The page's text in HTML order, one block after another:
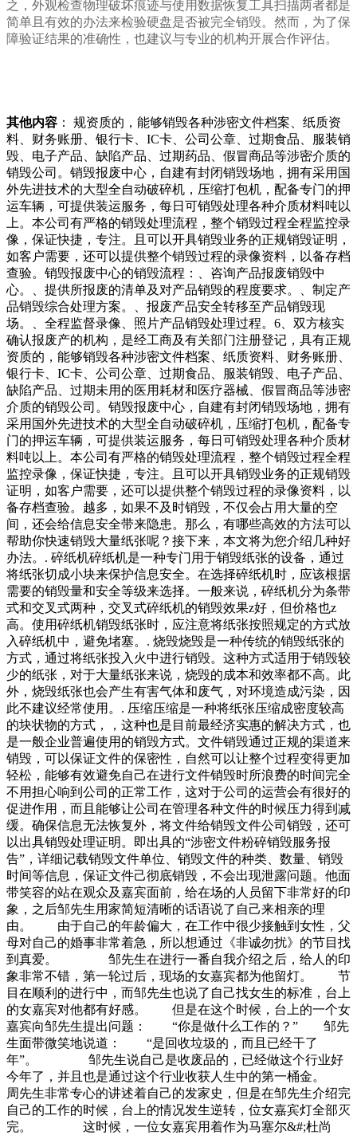
之，外观检查物理破坏痕迹与使用数据恢复工具扫描两者都是
简单且有效的办法来检验硬盘是否被完全销毁。然而，为了保
障验证结果的准确性，也建议与专业的机构开展合作评估。
其他内容 ： 规资质的，能够销毁各种涉密文件档案、纸质资
料、财务账册、银行卡、IC卡、公司公章、过期食品、服装销
毁、电子产品、缺陷产品、过期药品、假冒商品等涉密介质的
销毁公司。销毁报废中心，自建有封闭销毁场地，拥有采用国
外先进技术的大型全自动破碎机，压缩打包机，配备专门的押
运车辆，可提供装运服务，每日可销毁处理各种介质材料吨以
上。本公司有严格的销毁处理流程，整个销毁过程全程监控录
像，保证快捷，专注。且可以开具销毁业务的正规销毁证明，
如客户需要，还可以提供整个销毁过程的录像资料，以备存档
查验。销毁报废中心的销毁流程：、咨询产品报废销毁中
心。、提供所报废的清单及对产品销毁的程度要求。、制定产
品销毁综合处理方案。、报废产品安全转移至产品销毁现
场。、全程监督录像、照片产品销毁处理过程。6、双方核实
确认报废产的机构，是经工商及有关部门注册登记，具有正规
资质的，能够销毁各种涉密文件档案、纸质资料、财务账册、
银行卡、IC卡、公司公章、过期食品、服装销毁、电子产品、
缺陷产品、过期未用的医用耗材和医疗器械、假冒商品等涉密
介质的销毁公司。销毁报废中心，自建有封闭销毁场地，拥有
采用国外先进技术的大型全自动破碎机，压缩打包机，配备专
门的押运车辆，可提供装运服务，每日可销毁处理各种介质材
料吨以上。本公司有严格的销毁处理流程，整个销毁过程全程
监控录像，保证快捷，专注。且可以开具销毁业务的正规销毁
证明，如客户需要，还可以提供整个销毁过程的录像资料，以
备存档查验。越多，如果不及时销毁，不仅会占用大量的空
间，还会给信息安全带来隐患。那么，有哪些高效的方法可以
帮助你快速销毁大量纸张呢？接下来，本文将为您介绍几种好
办法。. 碎纸机碎纸机是一种专门用于销毁纸张的设备，通过
将纸张切成小块来保护信息安全。在选择碎纸机时，应该根据
需要的销毁量和安全等级来选择。一般来说，碎纸机分为条带
式和交叉式两种，交叉式碎纸机的销毁效果z好，但价格也z
高。使用碎纸机销毁纸张时，应注意将纸张按照规定的方式放
入碎纸机中，避免堵塞。. 烧毁烧毁是一种传统的销毁纸张的
方式，通过将纸张投入火中进行销毁。这种方式适用于销毁较
少的纸张，对于大量纸张来说，烧毁的成本和效率都不高。此
外，烧毁纸张也会产生有害气体和废气，对环境造成污染，因
此不建议经常使用。. 压缩压缩是一种将纸张压缩成密度较高
的块状物的方式，，这种也是目前最经济实惠的解决方式，也
是一般企业普遍使用的销毁方式。文件销毁通过正规的渠道来
销毁，可以保证文件的保密性，自然可以让整个过程变得更加
轻松，能够有效避免自己在进行文件销毁时所浪费的时间完全
不用担心响到公司的正常工作，这对于公司的运营会有很好的
促进作用，而且能够让公司在管理各种文件的时候压力得到减
缓。确保信息无法恢复外，将文件给销毁文件公司销毁，还可
以出具销毁处理证明。即出具的“涉密文件粉碎销毁服务报
告”，详细记载销毁文件单位、销毁文件的种类、数量、销毁
时间等信息，保证文件己彻底销毁，不会出现泄露问题。他面
带笑容的站在观众及嘉宾面前，给在场的人员留下非常好的印
象，之后邹先生用家简短清晰的话语说了自己来相亲的理
由。 由于自己的年龄偏大，在工作中很少接触到女性，父
母对自己的婚事非常着急，所以想通过《非诚勿扰》的节目找
到真爱。 邹先生在进行一番自我介绍之后，给人的印
象非常不错，第一轮过后，现场的女嘉宾都为他留灯。 节
目在顺利的进行中，而邹先生也说了自己找女生的标准，台上
的女嘉宾对他都有好感。 但是在这个时候，台上的一个女
嘉宾向邹先生提出问题： “你是做什么工作的？” 邹先
生面带微笑地说道： “是回收垃圾的，而且已经干了
年”。 邹先生说自己是收废品的，已经做这个行业好
今年了，并且也是通过这个行业收获人生中的第一桶金。
周先生非常专心的讲述着自己的发家史，但是在邹先生介绍完
自己的工作的时候，台上的情况发生逆转，位女嘉宾灯全部灭
完。 这时候，一位女嘉宾用着作为马塞尔&#;杜尚